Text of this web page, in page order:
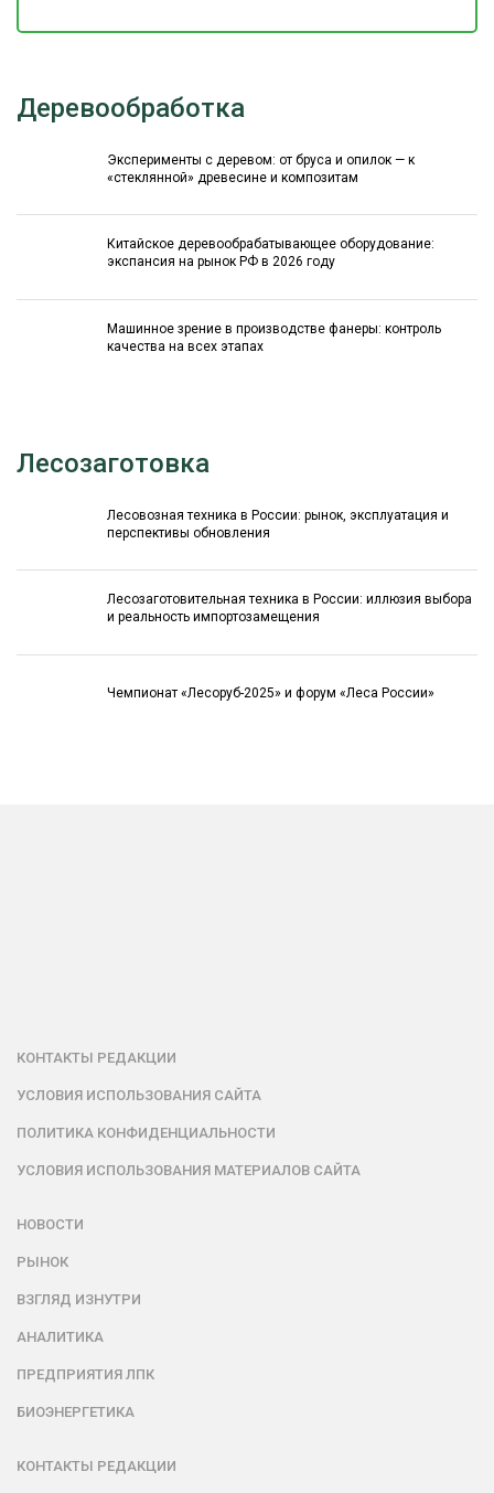
Деревообработка
Эксперименты с деревом: от бруса и опилок — к
«стеклянной» древесине и композитам
Китайское деревообрабатывающее оборудование:
экспансия на рынок РФ в 2026 году
Машинное зрение в производстве фанеры: контроль
качества на всех этапах
Лесозаготовка
Лесовозная техника в России: рынок, эксплуатация и
перспективы обновления
Лесозаготовительная техника в России: иллюзия выбора
и реальность импортозамещения
Чемпионат «Лесоруб-2025» и форум «Леса России»
КОНТАКТЫ РЕДАКЦИИ
УСЛОВИЯ ИСПОЛЬЗОВАНИЯ САЙТА
ПОЛИТИКА КОНФИДЕНЦИАЛЬНОСТИ
УСЛОВИЯ ИСПОЛЬЗОВАНИЯ МАТЕРИАЛОВ САЙТА
НОВОСТИ
РЫНОК
ВЗГЛЯД ИЗНУТРИ
АНАЛИТИКА
ПРЕДПРИЯТИЯ ЛПК
БИОЭНЕРГЕТИКА
КОНТАКТЫ РЕДАКЦИИ